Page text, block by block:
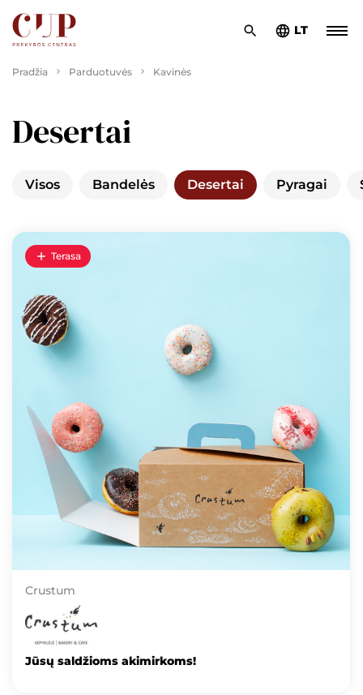
LT
Pradžia Parduotuvės Kavinės
Desertai
Visos Bandelės Desertai Pyragai
Crustum
Jūsų saldžioms akimirkoms!
Terasa